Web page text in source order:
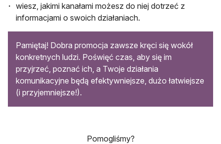
wiesz, jakimi kanałami możesz do niej dotrzeć z
informacjami o swoich działaniach.
Pamiętaj! Dobra promocja zawsze kręci się wokół
konkretnych ludzi. Poświęć czas, aby się im
przyjrzeć, poznać ich, a Twoje działania
komunikacyjne będą efektywniejsze, dużo łatwiejsze
(i przyjemniejsze!).
Pomogliśmy?